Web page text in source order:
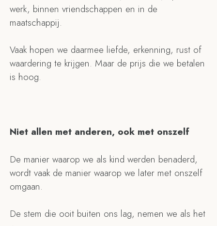
werk, binnen vriendschappen en in de
maatschappij.
Vaak hopen we daarmee liefde, erkenning, rust of
waardering te krijgen. Maar de prijs die we betalen
is hoog.
Niet allen met anderen, ook met onszelf
De manier waarop we als kind werden benaderd,
wordt vaak de manier waarop we later met onszelf
omgaan.
De stem die ooit buiten ons lag, nemen we als het